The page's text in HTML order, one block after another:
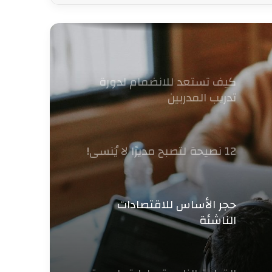
كيف تستعد للانضمام لدورة
12 نصيحة لتصبح مديرًا لا يُنسى!
حجر الأساس للاقتصادات
القيادة الناعمة .. إدارة بلمسة
إنسانية